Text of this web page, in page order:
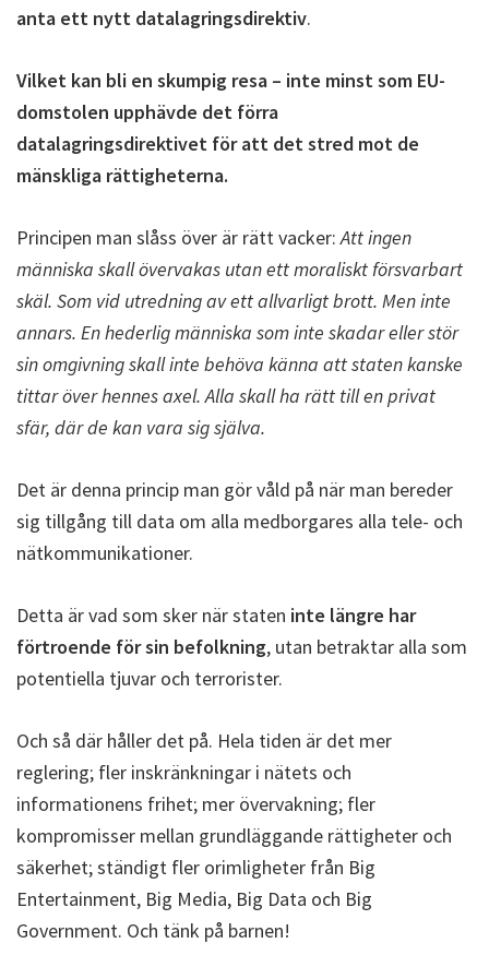
anta ett nytt datalagringsdirektiv.
Vilket kan bli en skumpig resa – inte minst som EU-
domstolen upphävde det förra
datalagringsdirektivet för att det stred mot de
mänskliga rättigheterna.
Principen man slåss över är rätt vacker:Att ingen
människa skall övervakas utan ett moraliskt försvarbart
skäl. Som vid utredning av ett allvarligt brott. Men inte
annars. En hederlig människa som inte skadar eller stör
sin omgivning skall inte behöva känna att staten kanske
tittar över hennes axel. Alla skall ha rätt till en privat
sfär, där de kan vara sig själva.
Det är denna princip man gör våld på när man bereder
sig tillgång till data om alla medborgares alla tele- och
nätkommunikationer.
Detta är vad som sker när staten inte längre har
förtroende för sin befolkning, utan betraktar alla som
potentiella tjuvar och terrorister.
Och så där håller det på. Hela tiden är det mer
reglering; fler inskränkningar i nätets och
informationens frihet; mer övervakning; fler
kompromisser mellan grundläggande rättigheter och
säkerhet; ständigt fler orimligheter från Big
Entertainment, Big Media, Big Data och Big
Government. Och tänk på barnen!